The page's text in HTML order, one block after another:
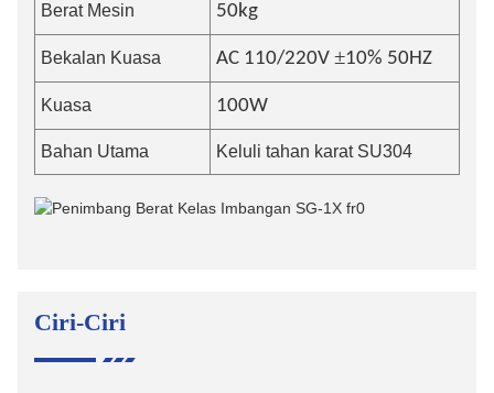
Berat Mesin 50kg
Bekalan Kuasa AC 110/220V ±10% 50HZ
Kuasa 100W
Bahan Utama Keluli tahan karat SU304
Ciri-Ciri